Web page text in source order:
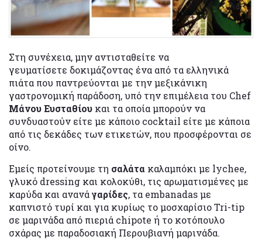
Στη συνέχεια, μην αντισταθείτε να
γευματίσετε δοκιμάζοντας ένα από τα ελληνικά
πιάτα που παντρεύονται με την μεξικάνικη
γαστρονομική παράδοση, υπό την επιμέλεια του Chef
Μάνου Ευσταθίου και τα οποία μπορούν να
συνδυαστούν είτε με κάποιο cocktail είτε με κάποια
από τις δεκάδες των ετικετών, που προσφέρονται σε
οίνο.
Εμείς προτείνουμε τη σαλάτα καλαμπόκι με lychee,
γλυκό dressing και κολοκύθι, τις αρωματισμένες με
καρύδα και ανανάγαρίδες, τα embanadas με
καπνιστό τυρί και για κυρίως το μοσχαρίσιο Tri-tip
σε μαρινάδα από πιεριά chipote ή το κοτόπουλο
σχάρας με παραδοσιακή Περουβιανή μαρινάδα.